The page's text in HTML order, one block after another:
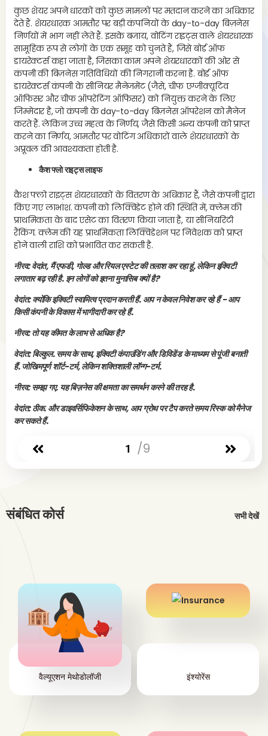
कुछ शेयर अपने धारकों को कुछ मामलों पर मतदान करने का अधिकार
देते हैं. शेयरधारक आमतौर पर बड़ी कंपनियों के day-to-day बिज़नेस
निर्णयों में भाग नहीं लेते हैं. इसके बजाय, वोटिंग राइट्स वाले शेयरधारक
सामूहिक रूप से लोगों के एक समूह को चुनते हैं, जिसे बोर्ड ऑफ
डायरेक्टर्स कहा जाता है, जिसका काम अपने शेयरधारकों की ओर से
कंपनी की बिज़नेस गतिविधियों की निगरानी करना है. बोर्ड ऑफ
डायरेक्टर्स कंपनी के सीनियर मैनेजमेंट (जैसे, चीफ एग्जीक्यूटिव
ऑफिसर और चीफ ऑपरेटिंग ऑफिसर) को नियुक्त करने के लिए
जिम्मेदार है, जो कंपनी के day-to-day बिज़नेस ऑपरेशन को मैनेज
करते हैं. लेकिन उच्च महत्व के निर्णय, जैसे किसी अन्य कंपनी को प्राप्त
करने का निर्णय, आमतौर पर वोटिंग अधिकारों वाले शेयरधारकों के
अप्रूवल की आवश्यकता होती है.
कैश फ्लो राइट्स लाइफ
कैश फ्लो राइट्स शेयरधारकों के वितरण के अधिकार हैं, जैसे कंपनी द्वारा
किए गए लाभांश. कंपनी को लिक्विडेट होने की स्थिति में, क्लेम की
प्राथमिकता के बाद एसेट का वितरण किया जाता है, या सीनियरिटी
रैंकिंग. क्लेम की यह प्राथमिकता लिक्विडेशन पर निवेशक को प्राप्त
होने वाली राशि को प्रभावित कर सकती है.
नीरव: वेदांत, मैं एफडी, गोल्ड और रियल एस्टेट की तलाश कर रहा हूं, लेकिन इक्विटी
लगातार बढ़ रही है. इन लोगों को इतना मुनासिब क्यों है?
वेदांत: क्योंकि इक्विटी स्वामित्व प्रदान करती हैं. आप न केवल निवेश कर रहे हैं - आप
किसी कंपनी के विकास में भागीदारी कर रहे हैं.
नीरव: तो यह कीमत के लाभ से अधिक है?
वेदांत: बिल्कुल. समय के साथ, इक्विटी कंपाउंडिंग और डिविडेंड के माध्यम से पूंजी बनाती
हैं. जोखिमपूर्ण शॉर्ट-टर्म, लेकिन शक्तिशाली लॉन्ग-टर्म.
नीरव: समझ गए. यह बिज़नेस की क्षमता का समर्थन करने की तरह है.
वेदांत: ठीक. और डाइवर्सिफिकेशन के साथ, आप ग्रोथ पर टैप करते समय रिस्क को मैनेज
कर सकते हैं.
1 /9
संबंधित कोर्स सभी देखें
वैल्यूएशन मेथोडोलॉजी इंश्योरेंस